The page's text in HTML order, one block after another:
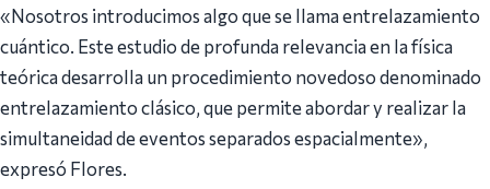
«Nosotros introducimos algo que se llama entrelazamiento
cuántico. Este estudio de profunda relevancia en la física
teórica desarrolla un procedimiento novedoso denominado
entrelazamiento clásico, que permite abordar y realizar la
simultaneidad de eventos separados espacialmente»,
expresó Flores.